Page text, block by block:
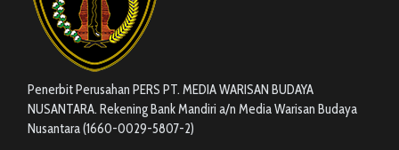
Penerbit Perusahan PERS PT. MEDIA WARISAN BUDAYA
NUSANTARA. Rekening Bank Mandiri a/n Media Warisan Budaya
Nusantara (1660-0029-5807-2)